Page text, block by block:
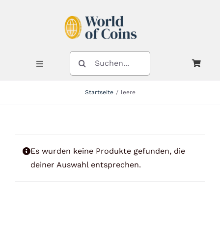
Toggle
Navigation
SUCHE
NACH:
Startseite leere
Es wurden keine Produkte gefunden, die
deiner Auswahl entsprechen.